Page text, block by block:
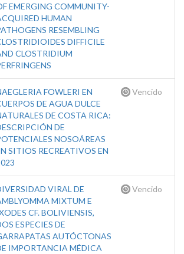
EMERGING COMMUNITY-
HUMAN
RESEMBLING
DIFFICILE
CLOSTRIDIUM
FOWLERI EN
DE AGUA DULCE
DE COSTA RICA:
DE
NOSOÁREAS
SITIOS RECREATIVOS EN
Vencido
VIRAL DE
MIXTUM E
CF. BOLIVIENSIS,
ESPECIES DE
AUTÓCTONAS
IMPORTANCIA MÉDICA
Vencido